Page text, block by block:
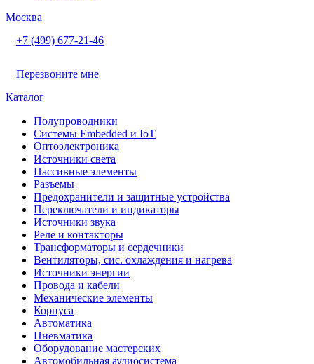
Москва
+7 (499) 677-21-46
Перезвоните мне
Каталог
Полупроводники
Системы Embedded и IoT
Oптоэлектроника
Источники света
Пассивные элементы
Разъeмы
Предохранители и защитные устройства
Переключатели и индикаторы
Источники звука
Реле и контакторы
Трансформаторы и сердечники
Вентиляторы, сис. охлаждения и нагрева
Источники энергии
Провода и кабели
Механические элементы
Корпуса
Автоматика
Пневматика
Оборудование мастерских
Автомобильная аудиосистема